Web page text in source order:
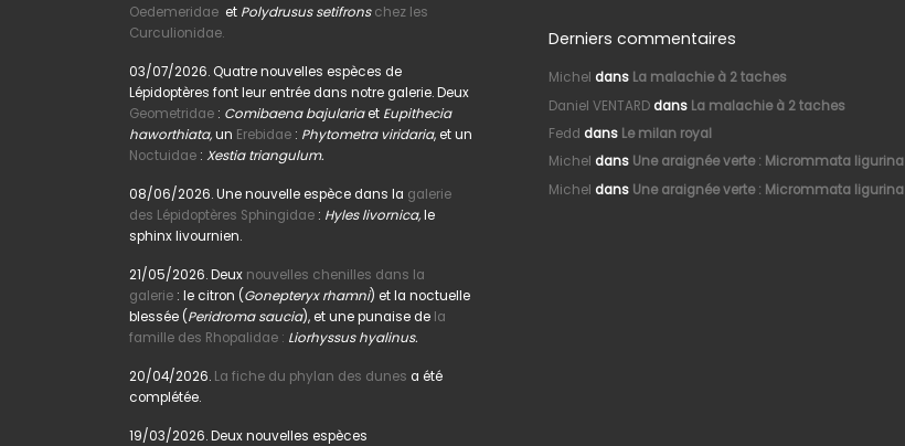
Oedemeridae et Polydrusus setifrons chez les
Curculionidae.
03/07/2026. Quatre nouvelles espèces de
Lépidoptères font leur entrée dans notre galerie. Deux
Geometridae : Comibaena bajulariaet Eupithecia
haworthiata,un Erebidae : Phytometra viridaria, et un
Noctuidae : Xestia triangulum.
08/06/2026. Une nouvelle espèce dans la galerie
des Lépidoptères Sphingidae : Hyles livornica,le
sphinx livournien.
21/05/2026. Deux nouvelles chenilles dans la
galerie : le citron (Gonepteryx rhamni) et la noctuelle
blessée (Peridroma saucia), et une punaise de la
famille des Rhopalidae : Liorhyssus hyalinus.
20/04/2026. La fiche du phylan des dunes a été
complétée.
19/03/2026. Deux nouvelles espèces
Derniers commentaires
Michel dans La malachie à 2 taches
Daniel VENTARD dans La malachie à 2 taches
Fedd dans Le milan royal
Michel dans Une araignée verte : Micrommata ligurina
Michel dans Une araignée verte : Micrommata ligurina